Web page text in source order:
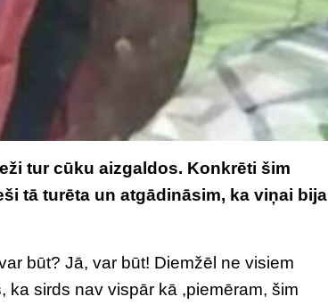
tur cūku aizgaldos. Konkrēti šim
tā turēta un atgādināsim, ka viņai bija
būt? Jā, var būt! Diemžēl ne visiem
sirds nav vispār kā ,piemēram, šim